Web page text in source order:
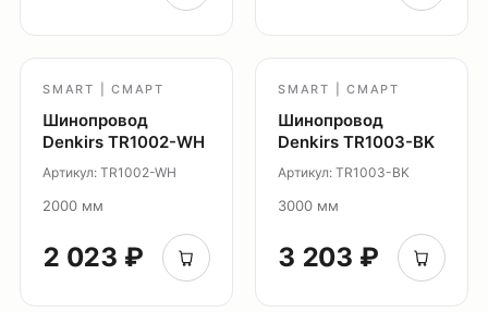
SMART | СМАРТ
Шинопровод
Denkirs TR1002-WH
Артикул: TR1002-WH
2000 мм
2 023 ₽
SMART | СМАРТ
Шинопровод
Denkirs TR1003-BK
Артикул: TR1003-BK
3000 мм
3 203 ₽
Партнерам
Контакты
Новости
купить?
Видео
Проекты